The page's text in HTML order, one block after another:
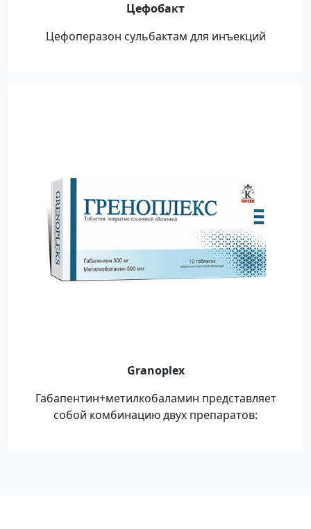
Цефобакт
Цефоперазон сульбактам для инъекций
Granoplex
Габапентин+метилкобаламин представляет
собой комбинацию двух препаратов: